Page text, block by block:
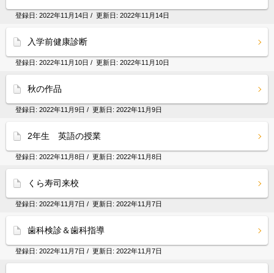
登録日: 2022年11月14日 / 更新日: 2022年11月14日
入学前健康診断
登録日: 2022年11月10日 / 更新日: 2022年11月10日
秋の作品
登録日: 2022年11月9日 / 更新日: 2022年11月9日
2年生 英語の授業
登録日: 2022年11月8日 / 更新日: 2022年11月8日
くら寿司来校
登録日: 2022年11月7日 / 更新日: 2022年11月7日
歯科検診＆歯科指導
登録日: 2022年11月7日 / 更新日: 2022年11月7日